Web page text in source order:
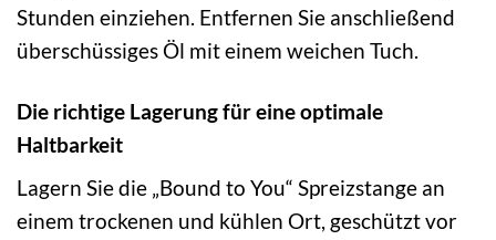
Stunden einziehen. Entfernen Sie anschließend
überschüssiges Öl mit einem weichen Tuch.
Die richtige Lagerung für eine optimale
Haltbarkeit
Lagern Sie die „Bound to You“ Spreizstange an
einem trockenen und kühlen Ort, geschützt vor